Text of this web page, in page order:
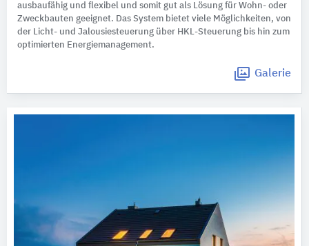
ausbaufähig und flexibel und somit gut als Lösung für Wohn- oder
Zweckbauten geeignet. Das System bietet viele Möglichkeiten, von
der Licht- und Jalousiesteuerung über HKL-Steuerung bis hin zum
optimierten Energiemanagement.
Galerie